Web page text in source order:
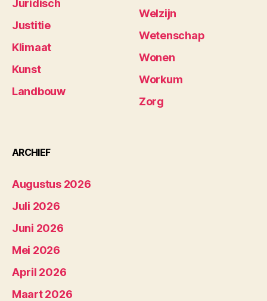
Juridisch
Justitie
Klimaat
Kunst
Landbouw
Welzijn
Wetenschap
Wonen
Workum
Zorg
ARCHIEF
Augustus 2026
Juli 2026
Juni 2026
Mei 2026
April 2026
Maart 2026